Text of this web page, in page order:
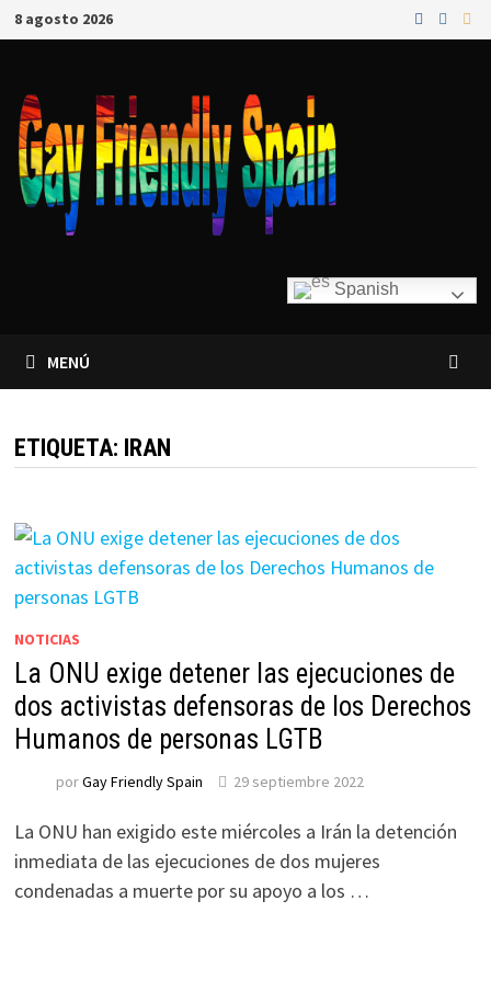
8 agosto 2026
Spanish
MENÚ
ETIQUETA: IRAN
NOTICIAS
La ONU exige detener las ejecuciones de
dos activistas defensoras de los Derechos
Humanos de personas LGTB
porGay Friendly Spain 29 septiembre 2022
La ONU han exigido este miércoles a Irán la detención
inmediata de las ejecuciones de dos mujeres
condenadas a muerte por su apoyo a los …